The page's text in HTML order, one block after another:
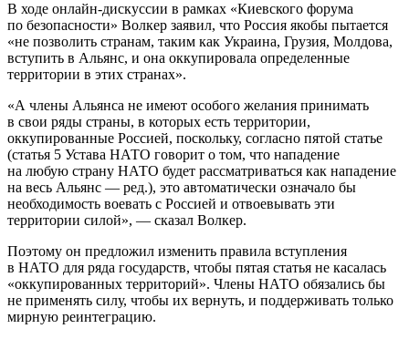
В ходе онлайн-дискуссии в рамках «Киевского форума
по безопасности» Волкер заявил, что Россия якобы пытается
«не позволить странам, таким как Украина, Грузия, Молдова,
вступить в Альянс, и она оккупировала определенные
территории в этих странах».
«А члены Альянса не имеют особого желания принимать
в свои ряды страны, в которых есть территории,
оккупированные Россией, поскольку, согласно пятой статье
(статья 5 Устава НАТО говорит о том, что нападение
на любую страну НАТО будет рассматриваться как нападение
на весь Альянс — ред.), это автоматически означало бы
необходимость воевать с Россией и отвоевывать эти
территории силой», — сказал Волкер.
Поэтому он предложил изменить правила вступления
в НАТО для ряда государств, чтобы пятая статья не касалась
«оккупированных территорий». Члены НАТО обязались бы
не применять силу, чтобы их вернуть, и поддерживать только
мирную реинтеграцию.